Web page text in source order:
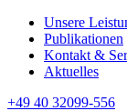
Unsere
Publikationen
Kontakt &
Aktuelles
+49 40 32099-556